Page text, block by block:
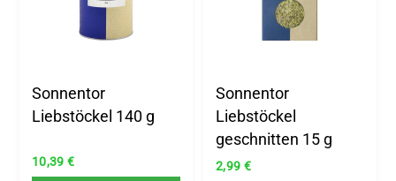
Sonnentor
Liebstöckel 140 g
10,39 €
Sonnentor
Liebstöckel
geschnitten 15 g
2,99 €